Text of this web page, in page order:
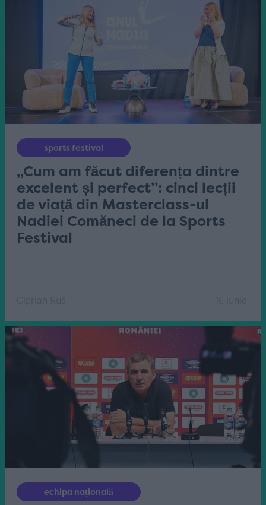
sports festival
„Cum am făcut diferența dintre
excelent și perfect”: cinci lecții
de viață din Masterclass-ul
Nadiei Comăneci de la Sports
Festival
echipa națională